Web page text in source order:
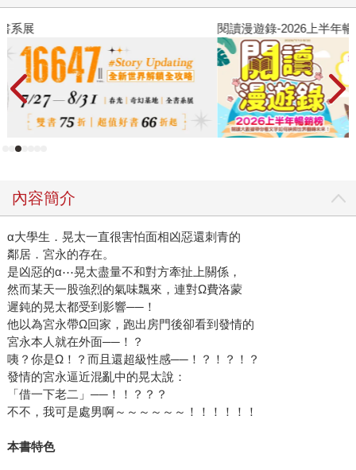
閱讀漫遊錄-2026上半年暢銷榜
內容簡介
α大學生．晃太一直很害怕面相凶惡還刺青的
鄰居．宮永的存在。
是凶惡的α⋯晃太盡量不和對方牽扯上關係，
然而某天一股強烈的氣味飄來，連對Ω費洛蒙
遲鈍的晃太都受到影響──！
他以為宮永帶Ω回家，跑出房門後卻看到發情的
宮永本人就在外面──！？
咦？你是Ω！？而且還超級性感──！？！？！？
發情的宮永逼近混亂中的晃太說：
「借一下老二」──！！？？？
不不，我可是處男啊～～～～～～！！！！！！
本書特色